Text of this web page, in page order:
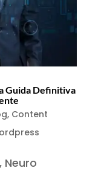
Guida Definitiva
, Content
Neuro